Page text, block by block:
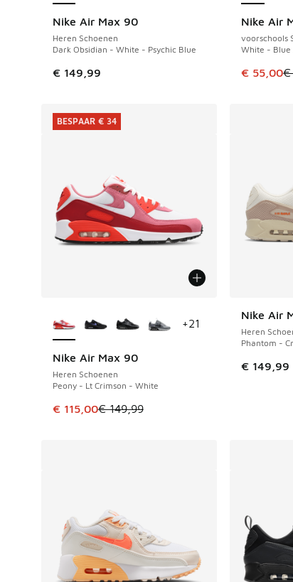
Nike Air Max 90
Heren Schoenen
Dark Obsidian - White - Psychic Blue
€ 149,99
Nike Air
voorschools
White - Blue
Dit
€ 55,00€
BESPAAR
Nike Air Max 90
Heren Schoenen
Peony - Lt Crimson - White
Dit artikel is in de uitverkoop. Dit artikel is in
€ 115,00€ 149,99
BESPAAR € 34
+21
BESPAAR € 34
Nike Air
Heren
Phantom -
€ 149,99